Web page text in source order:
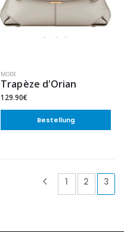
MODE
Trapèze d'Orian
129.90€
Bestellung
1 2 3